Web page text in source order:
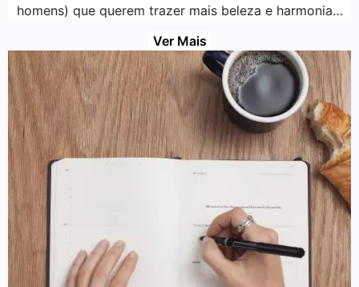
homens) que querem trazer mais beleza e harmonia…
Ver Mais